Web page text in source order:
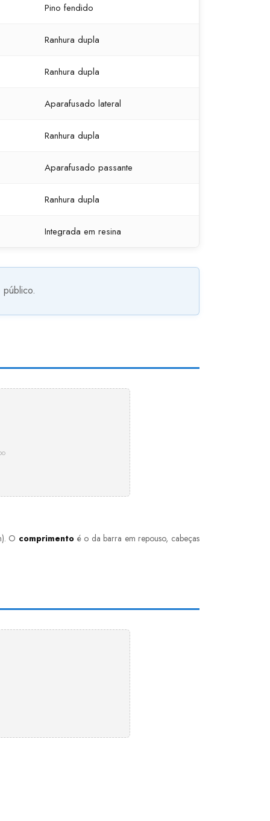
Pino fendido
Ranhura dupla
Ranhura dupla
Aparafusado lateral
Ranhura dupla
Aparafusado passante
Ranhura dupla
Integrada em resina
O comprimento é o da barra em repouso, cabeças